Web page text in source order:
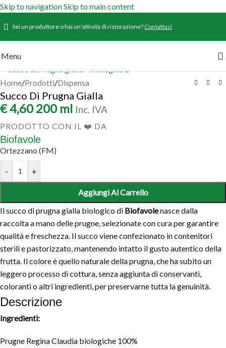
Skip to navigationSkip to main content
Sei un produttore o hai un'attività di ristorazione? Contattaci
Menu
Home/Prodotti/Dispensa
Succo Di Prugna Gialla
€4,60 200 ml Inc. IVA
PRODOTTO CON IL ❤️ DA
Biofavole
Ortezzano (FM)
- +
Aggiungi Al Carrello
Il succo di prugna gialla biologico di Biofavolenasce dalla
raccolta a mano delle prugne, selezionate con cura per garantire
qualità e freschezza. Il succo viene confezionato in contenitori
sterili e pastorizzato, mantenendo intatto il gusto autentico della
frutta. Il colore è quello naturale della prugna, che ha subito un
leggero processo di cottura, senza aggiunta di conservanti,
coloranti o altri ingredienti, per preservarne tutta la genuinità.
Descrizione
Ingredienti:
Prugne Regina Claudia biologiche 100%